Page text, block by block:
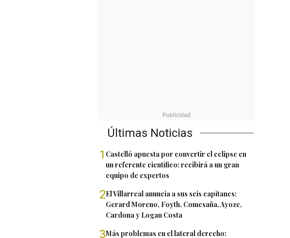
Últimas Noticias
1 Castelló apuesta por convertir el eclipse en
un referente científico: recibirá a un gran
equipo de expertos
2El Villarreal anuncia a sus seis capitanes:
Gerard Moreno, Foyth, Comesaña, Ayoze,
Cardona y Logan Costa
3Más problemas en el lateral derecho: